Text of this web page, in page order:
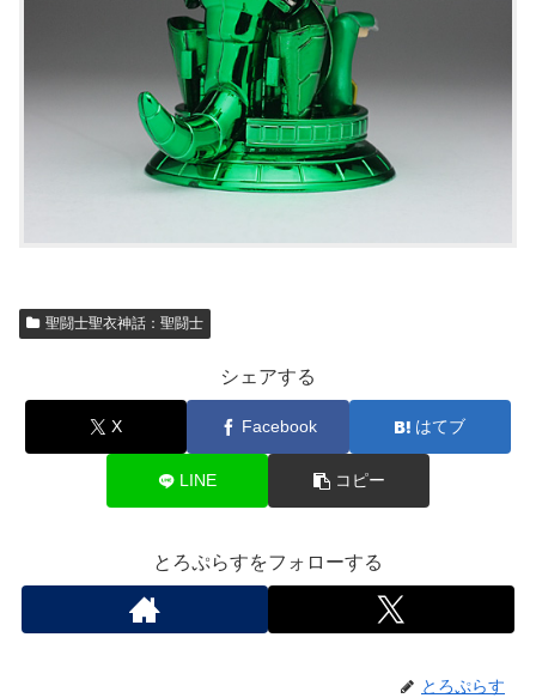
聖闘士聖衣神話：聖闘士
シェアする
X Facebook はてブ
LINE コピー
とろぷらすをフォローする
とろぷらす